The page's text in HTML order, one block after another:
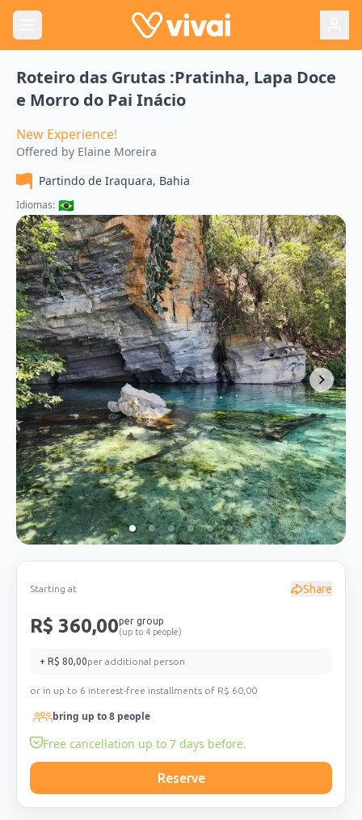
Roteiro das Grutas :Pratinha, Lapa Doce
e Morro do Pai Inácio
New Experience!
Offered by Elaine Moreira
Partindo de Iraquara, Bahia
Idiomas: 🇧🇷
Starting at Share
R$ 360,00per group
(up to 4 people)
+ R$ 80,00per additional person
or in up to 6 interest-free installments of R$ 60,00
bring up to8 people
Free cancellation up to 7 days before.
Reserve